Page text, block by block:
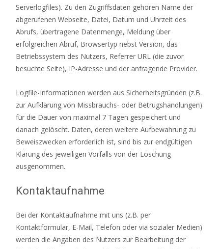
Serverlogfiles). Zu den Zugriffsdaten gehören Name der
abgerufenen Webseite, Datei, Datum und Uhrzeit des
Abrufs, übertragene Datenmenge, Meldung über
erfolgreichen Abruf, Browsertyp nebst Version, das
Betriebssystem des Nutzers, Referrer URL (die zuvor
besuchte Seite), IP-Adresse und der anfragende Provider.
Logfile-Informationen werden aus Sicherheitsgründen (z.B.
zur Aufklärung von Missbrauchs- oder Betrugshandlungen)
für die Dauer von maximal 7 Tagen gespeichert und
danach gelöscht. Daten, deren weitere Aufbewahrung zu
Beweiszwecken erforderlich ist, sind bis zur endgültigen
Klärung des jeweiligen Vorfalls von der Löschung
ausgenommen.
Kontaktaufnahme
Bei der Kontaktaufnahme mit uns (z.B. per
Kontaktformular, E-Mail, Telefon oder via sozialer Medien)
werden die Angaben des Nutzers zur Bearbeitung der